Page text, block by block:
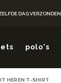
DAG VERZONDEN
polo's
HEREN T-SHIRT